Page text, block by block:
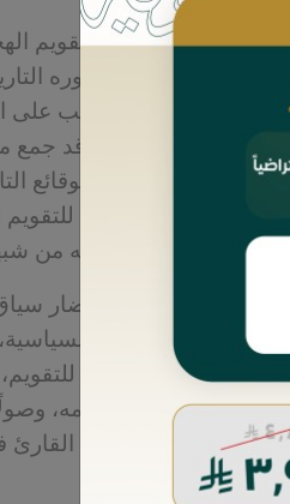
فيه المؤلِّف موضوع التقويم
مستقرئًا جذوره
الإسلامية، وما يترتب على
شرعية وقانونية. وقد جمع
والأصول والوقائع
الأساس الدستوري
ويكشف ما أُثير حوله من
الدقيق، واستحضار
أبعاده الشرعية
المفاهيمي
حجيته ووجوب التزامه،
مما يسهل على القارئ